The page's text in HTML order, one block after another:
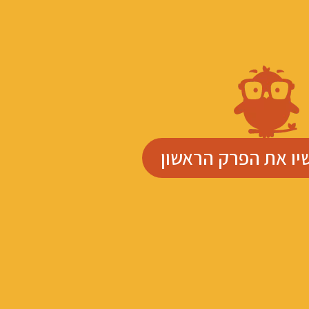
את הפרק הראשון